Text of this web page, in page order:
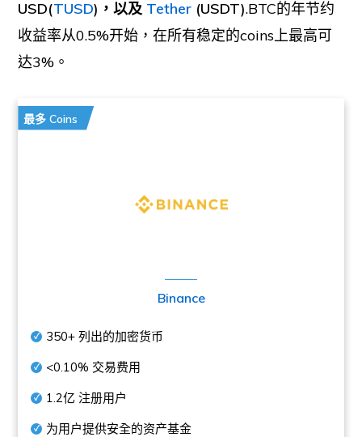
USD(TUSD)，以及 Tether (USDT).BTC的年节约
收益率从0.5%开始，在所有稳定的coins上最高可
达3%。
最多 Coins
Binance
350+ 列出的加密货币
<0.10% 交易费用
1.2亿 注册用户
为用户提供安全的资产基金